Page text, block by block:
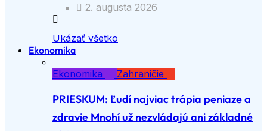
2. augusta 2026
Ukázať všetko
Ekonomika
Ekonomika
Zahraničie
PRIESKUM: Ľudí najviac trápia peniaze a
zdravie Mnohí už nezvládajú ani základné